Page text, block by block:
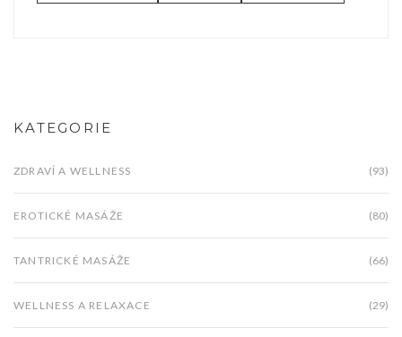
KATEGORIE
ZDRAVÍ A WELLNESS (93)
EROTICKÉ MASÁŽE (80)
TANTRICKÉ MASÁŽE (66)
WELLNESS A RELAXACE (29)